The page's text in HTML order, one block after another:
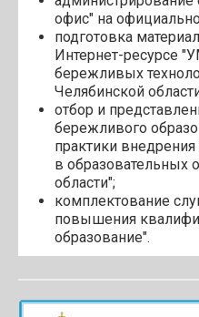
офис" на
подготовка
Интернет-ресурсе
бережливых
Челябинской
отбор и
бережливого
практики
в образовательных
области";
комплектование
повышения
образование".